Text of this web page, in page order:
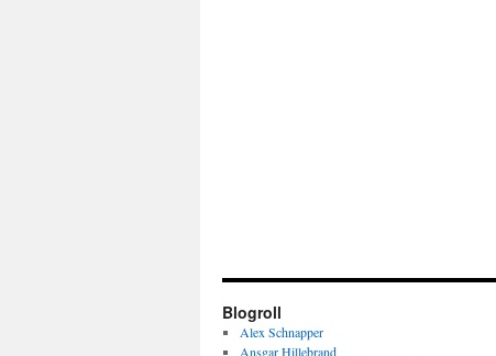
Blogroll
Alex Schnapper
Ansgar Hillebrand